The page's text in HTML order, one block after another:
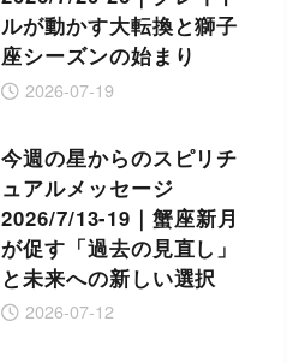
ルが動かす大転換と獅子
座シーズンの始まり
2026-07-19
今週の星からのスピリチ
ュアルメッセージ
2026/7/13-19｜蟹座新月
が促す「過去の見直し」
と未来への新しい選択
2026-07-12